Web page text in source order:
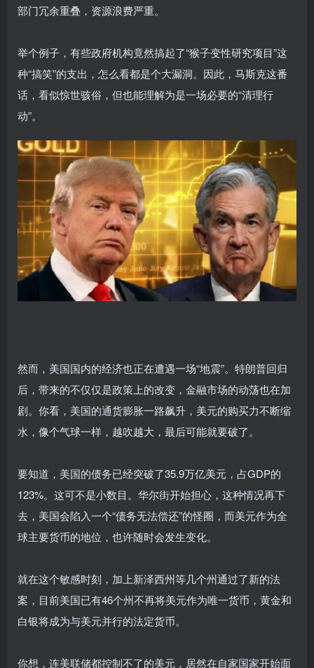
部门冗余重叠，资源浪费严重。
举个例子，有些政府机构竟然搞起了“猴子变性研究项目”这
种“搞笑”的支出，怎么看都是个大漏洞。因此，马斯克这番
话，看似惊世骇俗，但也能理解为是一场必要的“清理行
动”。
然而，美国国内的经济也正在遭遇一场“地震”。特朗普回归
后，带来的不仅仅是政策上的改变，金融市场的动荡也在加
剧。你看，美国的通货膨胀一路飙升，美元的购买力不断缩
水，像个气球一样，越吹越大，最后可能就要破了。
要知道，美国的债务已经突破了35.9万亿美元，占GDP的
123%。这可不是小数目。华尔街开始担心，这种情况再下
去，美国会陷入一个“债务无法偿还”的怪圈，而美元作为全
球主要货币的地位，也许随时会发生变化。
就在这个敏感时刻，加上新泽西州等几个州通过了新的法
案，目前美国已有46个州不再将美元作为唯一货币，黄金和
白银将成为与美元并行的法定货币。
你想，连美联储都控制不了的美元，居然在自家国家开始面